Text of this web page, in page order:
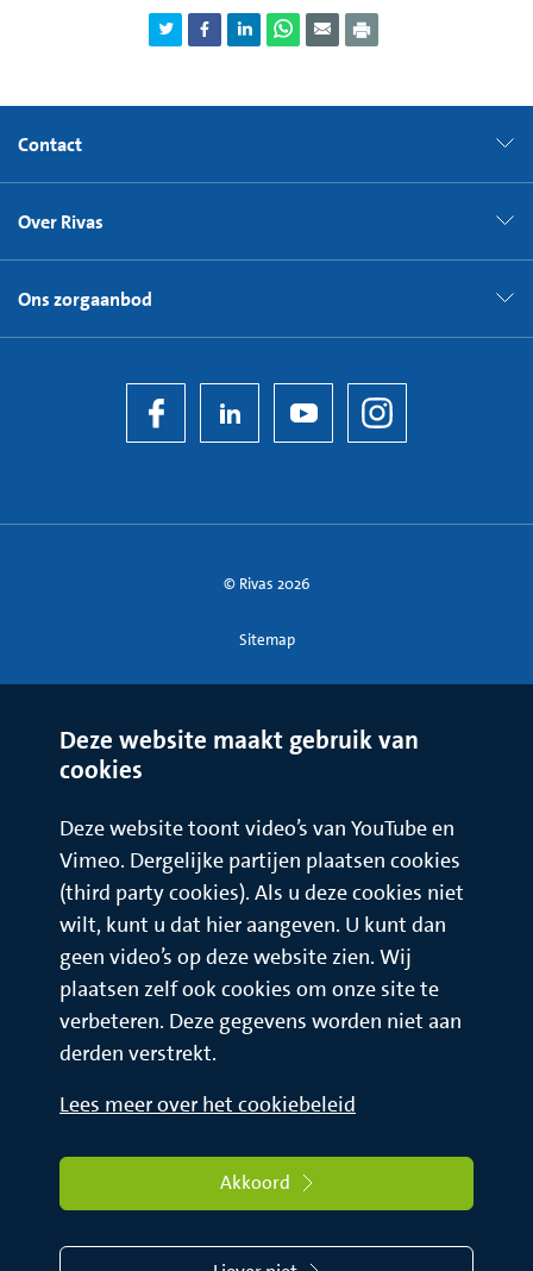
Contact
Over Rivas
Ons zorgaanbod
© Rivas 2026
Sitemap
Deze website maakt gebruik van
cookies
Deze website toont video’s van YouTube en
Vimeo. Dergelijke partijen plaatsen cookies
(third party cookies). Als u deze cookies niet
wilt, kunt u dat hier aangeven. U kunt dan
geen video’s op deze website zien. Wij
plaatsen zelf ook cookies om onze site te
verbeteren. Deze gegevens worden niet aan
derden verstrekt.
Lees meer over het cookiebeleid
Akkoord